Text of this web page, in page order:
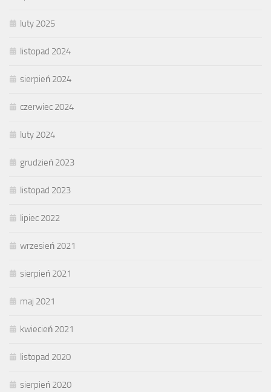
luty 2025
listopad 2024
sierpień 2024
czerwiec 2024
luty 2024
grudzień 2023
listopad 2023
lipiec 2022
wrzesień 2021
sierpień 2021
maj 2021
kwiecień 2021
listopad 2020
sierpień 2020